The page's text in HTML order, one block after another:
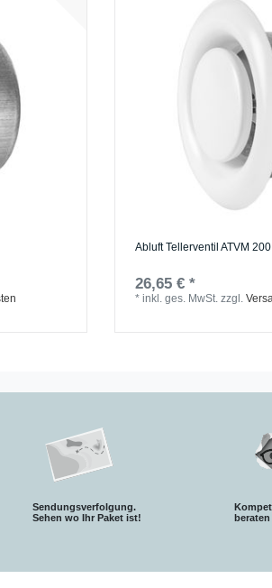
Abluft Tellerventil ATVM 200
26,65 € *
*inkl. ges. MwSt. zzgl.
Sendungsverfolgung.
Sehen wo Ihr Paket ist!